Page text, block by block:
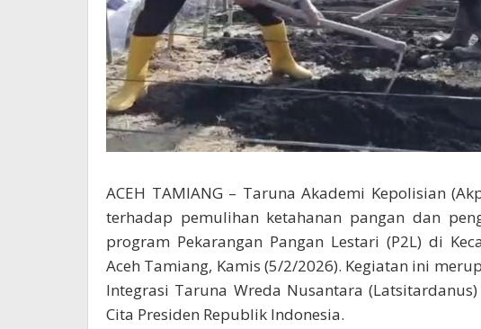
ACEH TAMIANG – Taruna Akademi Kepolisian
terhadap pemulihan ketahanan pangan dan
program Pekarangan Pangan Lestari (P2L) di
Aceh Tamiang, Kamis (5/2/2026). Kegiatan ini
Integrasi Taruna Wreda Nusantara
Cita Presiden Republik Indonesia.